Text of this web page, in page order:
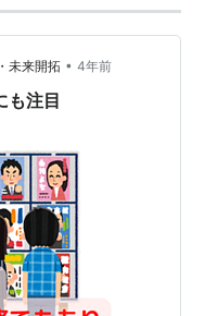
未来開拓 • 4年前
も注目